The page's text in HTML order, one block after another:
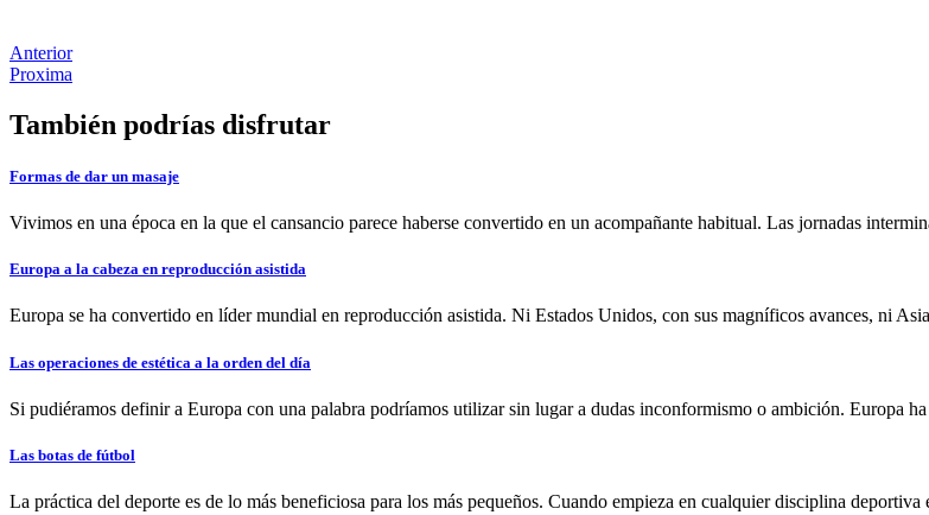
Anterior
Proxima
También podrías disfrutar
Formas de dar un masaje
Vivimos en una época en la que el cansancio parece haberse convertido en un acompañante habitual. Las jornadas
Europa a la cabeza en reproducción asistida
Europa se ha convertido en líder mundial en reproducción asistida. Ni Estados Unidos, con sus magníficos avances, ni
Las operaciones de estética a la orden del día
Si pudiéramos definir a Europa con una palabra podríamos utilizar sin lugar a dudas inconformismo o ambición. Europa
Las botas de fútbol
La práctica del deporte es de lo más beneficiosa para los más pequeños. Cuando empieza en cualquier disciplina